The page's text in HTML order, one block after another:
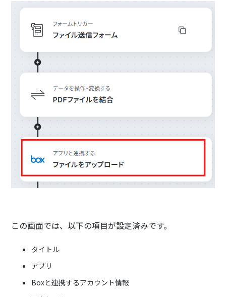
この画面では、以下の項目が設定済みです。
タイトル
アプリ
Boxと連携するアカウント情報